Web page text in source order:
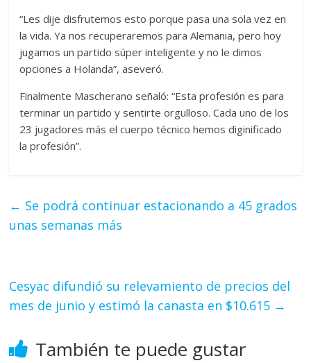
“Les dije disfrutemos esto porque pasa una sola vez en
la vida. Ya nos recuperaremos para Alemania, pero hoy
jugamos un partido súper inteligente y no le dimos
opciones a Holanda”, aseveró.
Finalmente Mascherano señaló: “Esta profesión es para
terminar un partido y sentirte orgulloso. Cada uno de los
23 jugadores más el cuerpo técnico hemos diginificado
la profesión”.
← Se podrá continuar estacionando a 45 grados
unas semanas más
Cesyac difundió su relevamiento de precios del
mes de junio y estimó la canasta en $10.615 →
También te puede gustar